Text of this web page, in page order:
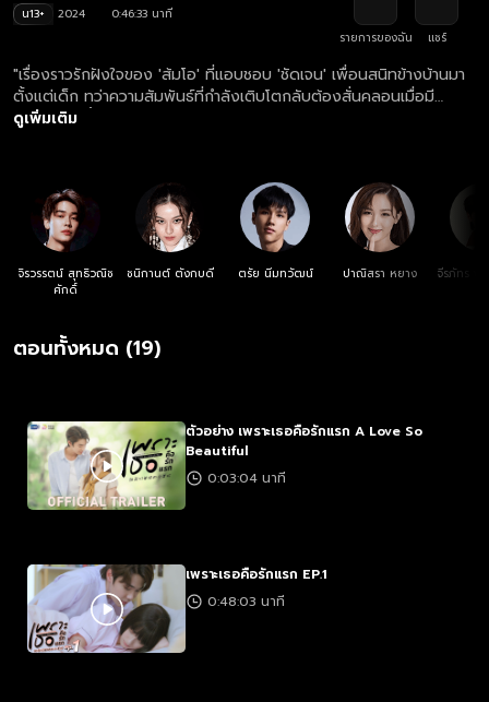
น13+ 2024
0:46:33 นาที
รายการของฉัน
แชร์
"เรื่องราวรักฝังใจของ 'ส้มโอ' ที่แอบชอบ 'ชัดเจน' เพื่อนสนิทข้างบ้านมา
ตั้งแต่เด็ก ทว่าความสัมพันธ์ที่กำลังเติบโตกลับต้องสั่นคลอนเมื่อมี
นักกีฬาว่ายน้ำหนุ่มสุดหล่อเข้ามาขายขนมจีบ ร่วมลุ้นไปกับเส้นทางความรัก
ดูเพิ่มเติม
จิรวรรตน์ สุทธิวณิช
ศักดิ์
ชนิกานต์ ตังกบดี ตรัย นิ่มทวัฒน์ ปาณิสรา หยาง จีรภัทร พิ
ตอนทั้งหมด (19)
ตัวอย่าง เพราะเธอคือรักแรก A Love So
Beautiful
0:03:04 นาที
เพราะเธอคือรักแรก EP.1
0:48:03 นาที